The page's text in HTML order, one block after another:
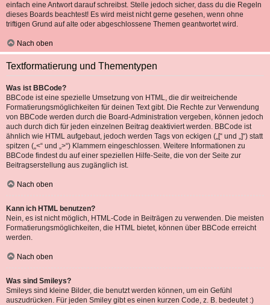
einfach eine Antwort darauf schreibst. Stelle jedoch sicher, dass du die Regeln
dieses Boards beachtest! Es wird meist nicht gerne gesehen, wenn ohne
triftigen Grund auf alte oder abgeschlossene Themen geantwortet wird.
Nach oben
Textformatierung und Thementypen
Was ist BBCode?
BBCode ist eine spezielle Umsetzung von HTML, die dir weitreichende
Formatierungsmöglichkeiten für deinen Text gibt. Die Rechte zur Verwendung
von BBCode werden durch die Board-Administration vergeben, können jedoch
auch durch dich für jeden einzelnen Beitrag deaktiviert werden. BBCode ist
ähnlich wie HTML aufgebaut, jedoch werden Tags von eckigen („[“ und „]“) statt
spitzen („<“ und „>“) Klammern eingeschlossen. Weitere Informationen zu
BBCode findest du auf einer speziellen Hilfe-Seite, die von der Seite zur
Beitragserstellung aus zugänglich ist.
Nach oben
Kann ich HTML benutzen?
Nein, es ist nicht möglich, HTML-Code in Beiträgen zu verwenden. Die meisten
Formatierungsmöglichkeiten, die HTML bietet, können über BBCode erreicht
werden.
Nach oben
Was sind Smileys?
Smileys sind kleine Bilder, die benutzt werden können, um ein Gefühl
auszudrücken. Für jeden Smiley gibt es einen kurzen Code, z. B. bedeutet :)